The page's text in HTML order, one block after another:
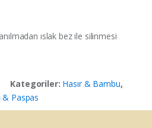
ıslak bez ile silinmesi
Kategoriler: Hasır & Bambu,
& Paspas